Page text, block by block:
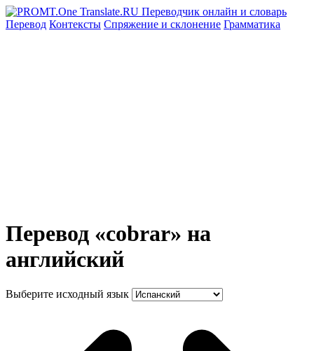
Перевод Контексты Спряжение и склонение Грамматика
Перевод «cobrar» на
английский
Выберите исходный язык